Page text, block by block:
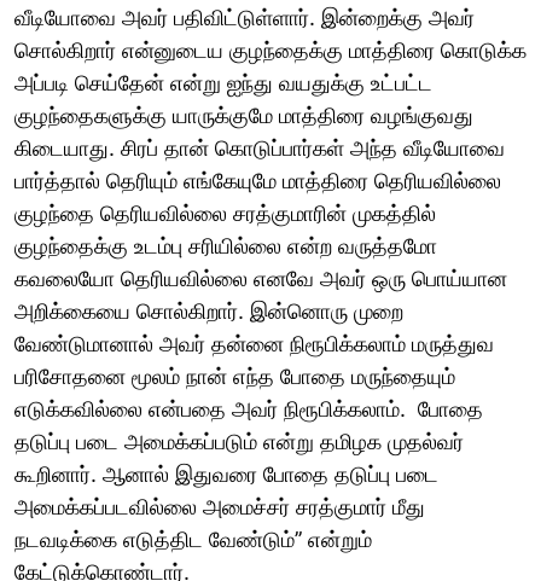
வீடியோவை அவர் பதிவிட்டுள்ளார். இன்றைக்கு அவர்
சொல்கிறார் என்னுடைய குழந்தைக்கு மாத்திரை கொடுக்க
அப்படி செய்தேன் என்று ஐந்து வயதுக்கு உட்பட்ட
குழந்தைகளுக்கு யாருக்குமே மாத்திரை வழங்குவது
கிடையாது. சிரப் தான் கொடுப்பார்கள் அந்த வீடியோவை
பார்த்தால் தெரியும் எங்கேயுமே மாத்திரை தெரியவில்லை
குழந்தை தெரியவில்லை சரத்குமாரின் முகத்தில்
குழந்தைக்கு உடம்பு சரியில்லை என்ற வருத்தமோ
கவலையோ தெரியவில்லை எனவே அவர் ஒரு பொய்யான
அறிக்கையை சொல்கிறார். இன்னொரு முறை
வேண்டுமானால் அவர் தன்னை நிரூபிக்கலாம் மருத்துவ
பரிசோதனை மூலம் நான் எந்த போதை மருந்தையும்
எடுக்கவில்லை என்பதை அவர் நிரூபிக்கலாம். போதை
தடுப்பு படை அமைக்கப்படும் என்று தமிழக முதல்வர்
கூறினார். ஆனால் இதுவரை போதை தடுப்பு படை
அமைக்கப்படவில்லை அமைச்சர் சரத்குமார் மீது
நடவடிக்கை எடுத்திட வேண்டும்’’ என்றும்
கேட்டுக்கொண்டார்.